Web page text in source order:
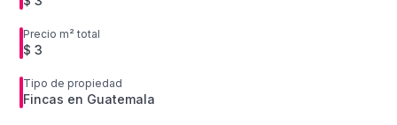
Precio m² total
$ 3
Tipo de propiedad
Fincas en Guatemala